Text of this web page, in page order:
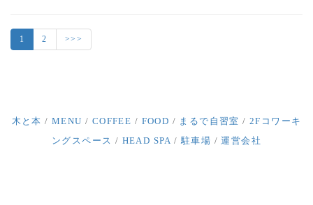
1 2 >>>
木と本 /MENU / COFFEE / FOOD / まるで自習室 / 2Fコワーキ
ングスペース / HEAD SPA / 駐車場 /運営会社